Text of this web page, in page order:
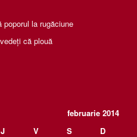
poporul la rugăciune
că plouă
februarie 2014
J V S
D